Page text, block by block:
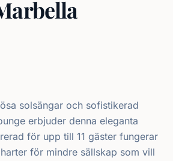
solsängar och sofistikerad
erbjuder denna eleganta
för upp till 11 gäster fungerar
för mindre sällskap som vill